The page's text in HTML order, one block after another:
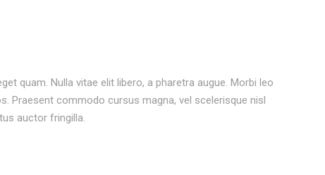
quam. Nulla vitae elit libero, a pharetra augue. Morbi leo
Praesent commodo cursus magna, vel scelerisque nisl
auctor fringilla.